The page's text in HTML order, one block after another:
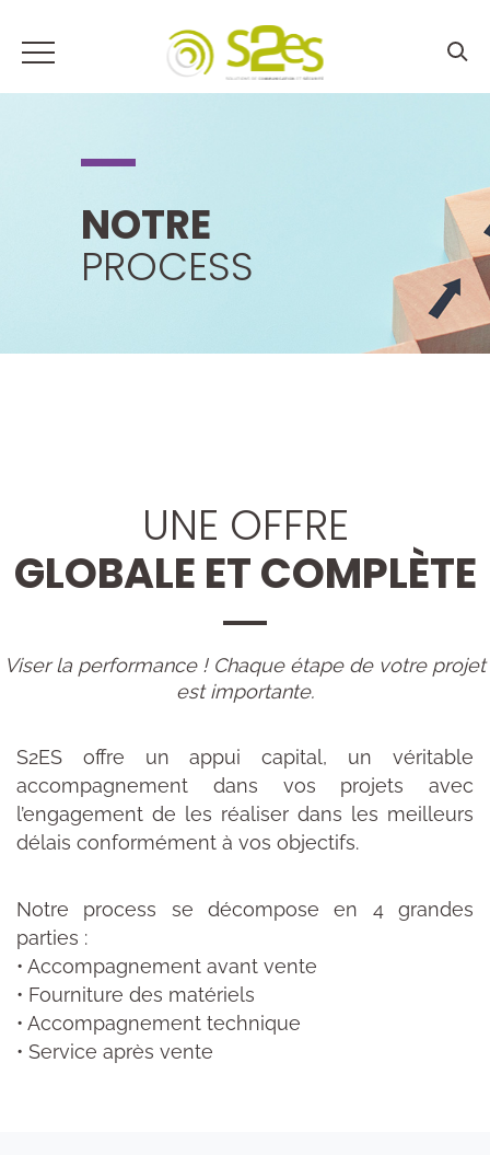
NOTRE
PROCESS
UNE OFFRE
GLOBALE ET COMPLÈTE
Viser la performance ! Chaque étape de votre projet
est importante.
S2ES offre un appui capital, un véritable
accompagnement dans vos projets avec
l’engagement de les réaliser dans les meilleurs
délais conformément à vos objectifs.
Notre process se décompose en 4 grandes
parties :
• Accompagnement avant vente
• Fourniture des matériels
• Accompagnement technique
• Service après vente